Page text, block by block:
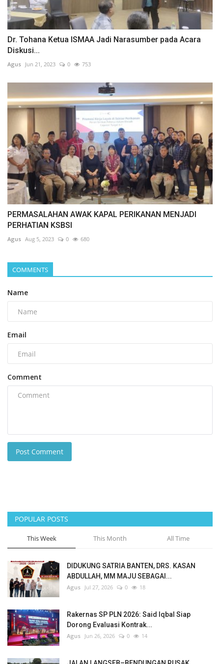
Dr. Tohana Ketua ISMAA Jadi Narasumber pada Acara
Diskusi...
Agus Jun 21, 2023 0 753
PERMASALAHAN AWAK KAPAL PERIKANAN MENJADI
PERHATIAN KSBSI
Agus Aug 5, 2023 0 680
COMMENTS
Name
Email
Comment
Post Comment
POPULAR POSTS
This Week This Month All Time
DIDUKUNG SATRIA BANTEN, DRS. KASAN
ABDULLAH, MM MAJU SEBAGAI...
Agus Jul 27, 2026 0 18
Rakernas SP PLN 2026: Said Iqbal Siap
Dorong Evaluasi Kontrak...
Agus Jun 26, 2026 0 14